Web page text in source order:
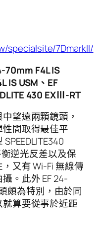
specialsite/7DmarkII/
70mm F4L IS
IS USM、EF
430 EXⅢ-RT
望遠兩顆鏡頭，
間取得最佳平
逆光反差以及保
又有 Wi-Fi 無線傳
。此外 EF 24-
頗為特別，由於同
算要從事於近距